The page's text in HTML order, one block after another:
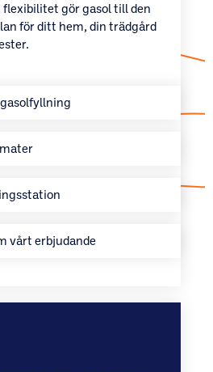
gör gasol till den
för ditt hem, din trädgård
vårt erbjudande